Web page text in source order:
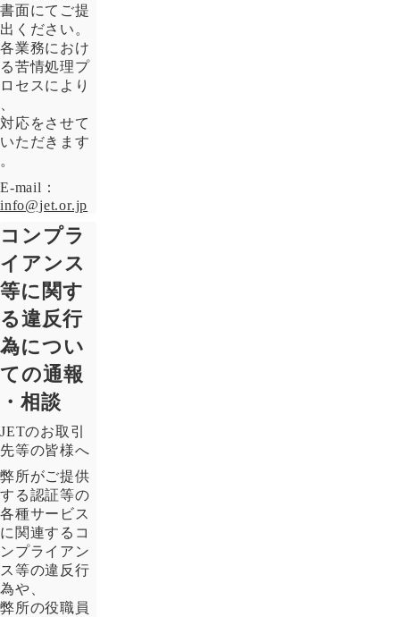
書面にてご提
出ください。
各業務におけ
る苦情処理プ
ロセスにより
対応をさせて
いただきます
。
E-mail：
info@jet.or.jp
コンプラ
イアンス
等に関す
る違反行
為につい
ての通報
・相談
JETのお取引
先等の皆様へ
弊所がご提供
する認証等の
各種サービス
に関連するコ
ンプライアン
ス等の違反行
為や、
弊所の役職員